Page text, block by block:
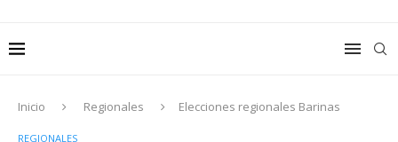
Inicio Regionales Elecciones regionales Barinas
REGIONALES